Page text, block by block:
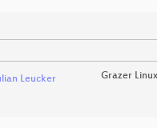
Leucker Grazer